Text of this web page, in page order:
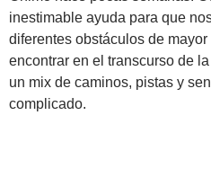
inestimable ayuda para que
diferentes obstáculos de
encontrar en el transcurso de
un mix de caminos, pistas y
complicado.